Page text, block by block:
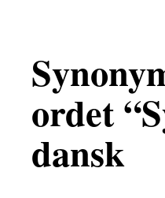
ordet
dansk